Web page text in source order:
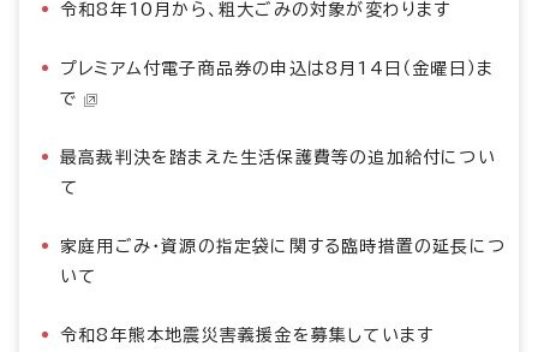
令和8年10月から、粗大ごみの対象が変わります
プレミアム付電子商品券の申込は8月14日（金曜日）ま
で
最高裁判決を踏まえた生活保護費等の追加給付につい
て
家庭用ごみ・資源の指定袋に関する臨時措置の延長につ
いて
令和8年熊本地震災害義援金を募集しています